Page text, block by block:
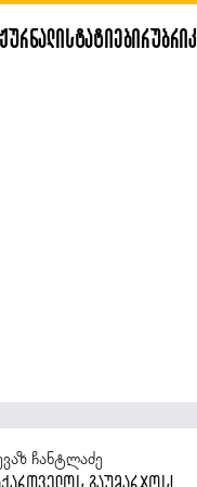
ჟურნალისტატიები
კალანდაძე